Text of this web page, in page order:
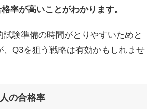
率が高いことがわかります。
試験準備の時間がとりやすいためと
、Q3を狙う戦略は有効かもしれませ
の合格率